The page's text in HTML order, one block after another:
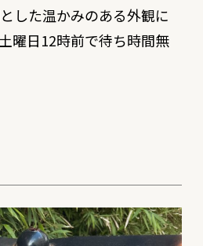
した温かみのある外観に
曜日12時前で待ち時間無